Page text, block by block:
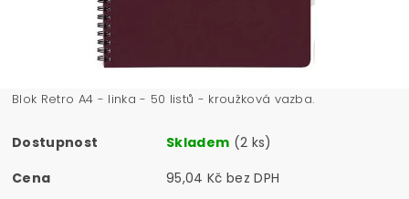
Blok Retro A4 - linka - 50 listů - kroužková vazba.
Dostupnost Skladem (2 ks)
Cena
95,04 Kč bez DPH